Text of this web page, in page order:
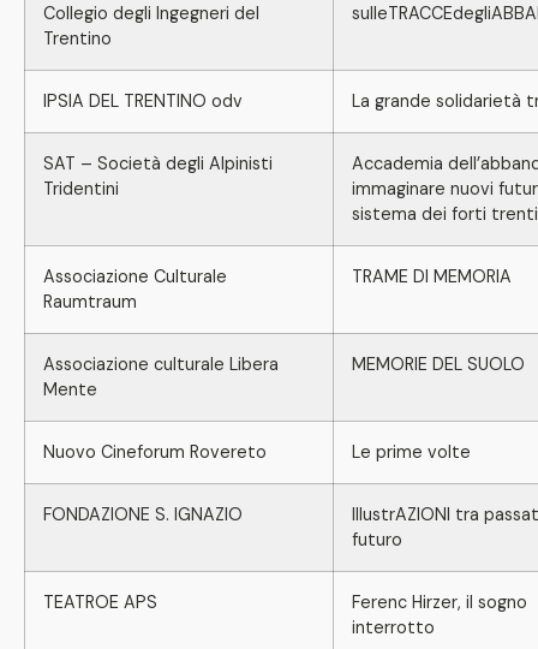
Collegio degli Ingegneri del
Trentino
IPSIA DEL TRENTINO odv La grande solidarietà
SAT – Società degli Alpinisti
Tridentini
Accademia
immaginare nuovi
sistema dei forti
Associazione Culturale
Raumtraum
TRAME DI MEMORIA
Associazione culturale Libera
Mente
MEMORIE DEL SUOLO
Nuovo Cineforum Rovereto Le prime volte
FONDAZIONE S. IGNAZIO
IllustrAZIONI tra
futuro
TEATROE APS
Ferenc Hirzer, il sogno
interrotto